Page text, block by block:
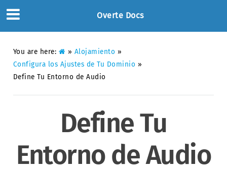
Overte Docs
You are here: » Alojamiento »
Configura los Ajustes de Tu Dominio »
Define Tu Entorno de Audio
Define Tu
Entorno de Audio